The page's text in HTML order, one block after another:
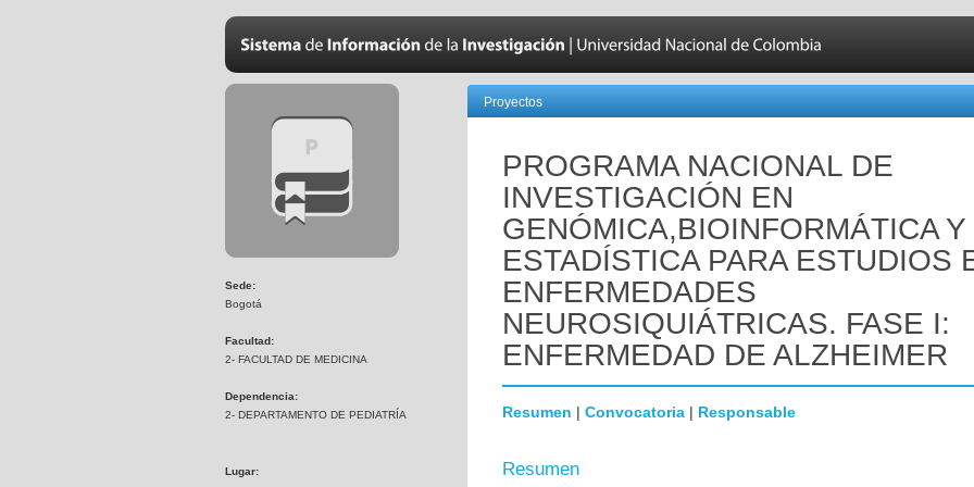
Sede:
Bogotá
Facultad:
2- FACULTAD DE MEDICINA
Dependencia:
2- DEPARTAMENTO DE PEDIATRÍA
Lugar:
Proyectos
PROGRAMA NACIONAL DE
INVESTIGACIÓN EN
GENÓMICA,BIOINFORMÁTICA Y
ESTADÍSTICA PARA ESTUDIOS
ENFERMEDADES
NEUROSIQUIÁTRICAS. FASE I:
ENFERMEDAD DE ALZHEIMER
Resumen | Convocatoria | Responsable
Resumen